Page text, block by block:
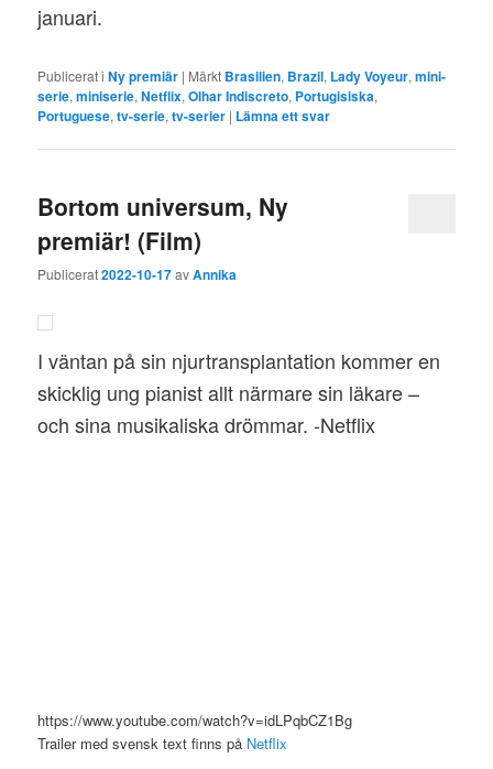
januari.
Publicerat i Ny premiär | Märkt Brasilien, Brazil, Lady Voyeur,mini-
serie,miniserie,Netflix,Olhar Indiscreto, Portugisiska,
Portuguese,tv-serie,tv-serier | Lämna ett svar
Bortom universum, Ny
premiär! (Film)
Publicerat2022-10-17avAnnika
I väntan på sin njurtransplantation kommer en
skicklig ung pianist allt närmare sin läkare –
och sina musikaliska drömmar. -Netflix
https://www.youtube.com/watch?v=idLPqbCZ1Bg
Trailer med svensk text finns på Netflix